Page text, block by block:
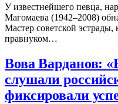
У известнейшего певца,
Магомаева (1942–2008)
Мастер советской
правнуком…
Вова Варданов:
слушали
фиксировали